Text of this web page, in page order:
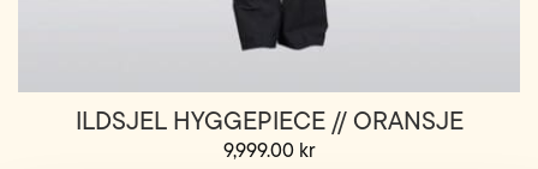
ILDSJEL HYGGEPIECE // ORANSJE
9,999.00 kr